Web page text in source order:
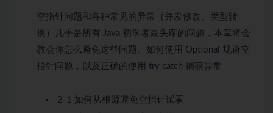
空指针问题和各种常见的异常（并发修改、类型转
换）几乎是所有 Java 初学者最头疼的问题，本章将会
教会你怎么避免这些问题、如何使用 Optional 规避空
指针问题，以及正确的使用 try catch 捕获异常
2-1 如何从根源避免空指针 试看